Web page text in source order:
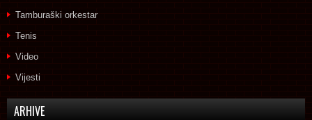
Tamburaški orkestar
Tenis
Video
Vijesti
ARHIVE